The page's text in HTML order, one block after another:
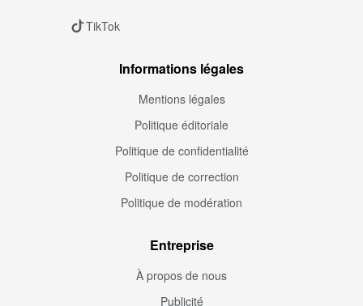
TikTok
Informations légales
Mentions légales
Politique éditoriale
Politique de confidentialité
Politique de correction
Politique de modération
Entreprise
À propos de nous
Publicité